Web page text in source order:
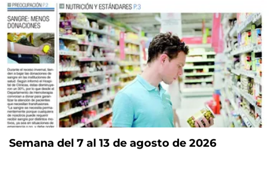
Semana del 7 al 13 de agosto de 2026